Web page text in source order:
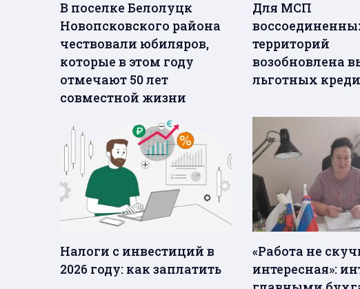
В поселке Белолуцк
Новопсковского района
чествовали юбиляров,
которые в этом году
отмечают 50 лет
совместной жизни
Для МСП
территорий
возобновлена
льготных
Налоги с инвестиций в
2026 году: как заплатить
«Работа не
интересная»: